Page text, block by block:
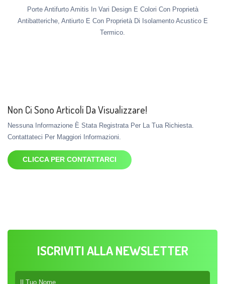
Porte Antifurto Amitis In Vari Design E Colori Con Proprietà
Antibatteriche, Antiurto E Con Proprietà Di Isolamento Acustico E
Termico.
Non Ci Sono Articoli Da Visualizzare!
Nessuna Informazione È Stata Registrata Per La Tua Richiesta.
Contattateci Per Maggiori Informazioni.
CLICCA PER CONTATTARCI
ISCRIVITI ALLA NEWSLETTER